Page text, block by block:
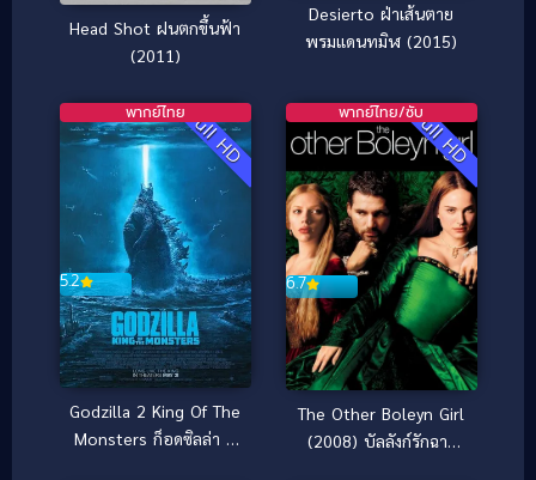
Head Shot ฝนตกขึ้นฟ้า
(2011)
Desierto ฝ่าเส้นตาย
พรมแดนทมิฬ (2015)
Full HD
5.2
พากย์ไทย
Godzilla 2 King Of The
Monsters ก็อดซิลล่า 2
Full HD
6.7
พากย์ไทย/ซับ
The Other Boleyn Girl
(2008) บัลลังก์รักฉาว